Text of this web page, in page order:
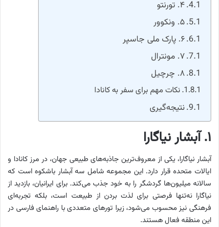
۴. تورنتو
۵. ونکوور
۶. پارک ملی جاسپر
۷. مونترال
۸. چرچیل
نکات مهم برای سفر به کانادا
نتیجه‌گیری
۱. آبشار نیاگارا
آبشار نیاگارا، یکی از معروف‌ترین جاذبه‌های طبیعی جهان، در مرز کانادا و
ایالات متحده قرار دارد. این مجموعه شامل سه آبشار باشکوه است که
سالانه میلیون‌ها گردشگر را به خود جذب می‌کند. برای ایرانیان، بازدید از
نیاگارا نه‌تنها فرصتی برای لذت بردن از طبیعت است، بلکه تجربه‌ای
فرهنگی نیز محسوب می‌شود، زیرا تورهای متعددی با راهنمای فارسی در
این منطقه فعال هستند.